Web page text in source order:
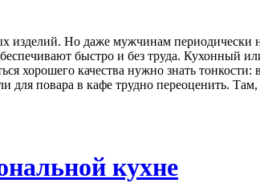
изделий. Но даже мужчинам периодически
быстро и без труда. Кухонный
хорошего качества нужно знать тонкости:
для повара в кафе трудно переоценить.
кухне